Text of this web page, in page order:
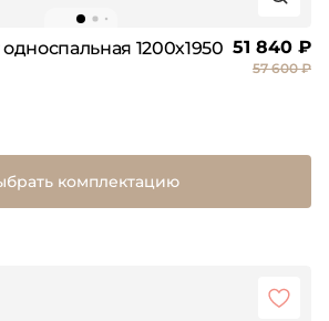
1200х1950 51 840 ₽
57 600 ₽
комплектацию